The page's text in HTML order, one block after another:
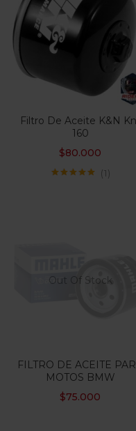
Filtro De Aceite K&N
160
$80.000
1
Out Of Stock
FILTRO DE ACEITE
MOTOS BMW
$75.000